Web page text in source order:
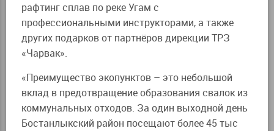
рафтинг сплав по реке Угам с
профессиональными инструкторами, а также
других подарков от партнёров дирекции ТРЗ
«Чарвак».
«Преимущество экопунктов – это небольшой
вклад в предотвращение образования свалок из
коммунальных отходов. За один выходной день
Бостанлыкский район посещают более 45 тыс